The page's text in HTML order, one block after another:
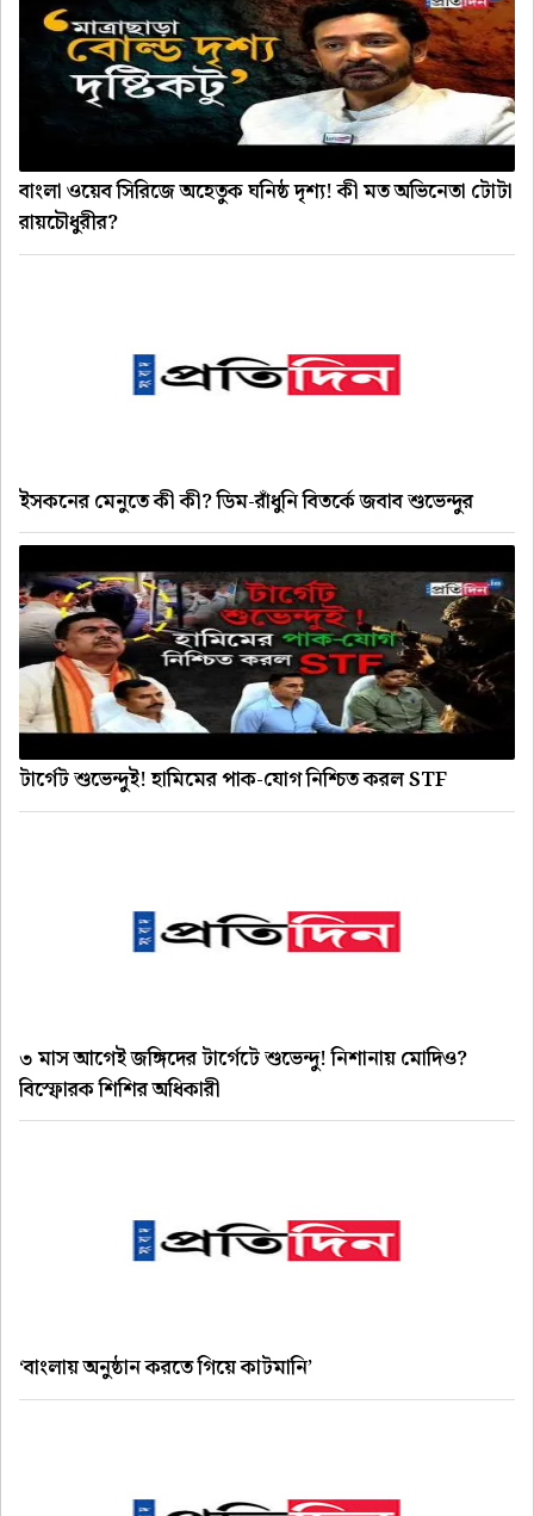
বাংলা ওয়েব সিরিজে অহেতুক ঘনিষ্ঠ দৃশ্য! কী মত অভিনেতা টোটা
রায়চৌধুরীর?
ইসকনের মেনুতে কী কী? ডিম-রাঁধুনি বিতর্কে জবাব শুভেন্দুর
টার্গেট শুভেন্দুই! হামিমের পাক-যোগ নিশ্চিত করল STF
৩ মাস আগেই জঙ্গিদের টার্গেটে শুভেন্দু! নিশানায় মোদিও?
বিস্ফোরক শিশির অধিকারী
‘বাংলায় অনুষ্ঠান করতে গিয়ে কাটমানি’